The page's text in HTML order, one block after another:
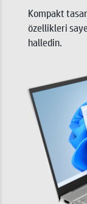
Kompakt
özellikleri
halledin.